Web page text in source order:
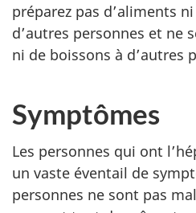
préparez pas d’aliments
d’autres personnes et ne
ni de boissons à d’autres
Symptômes
Les personnes qui ont
un vaste éventail de
personnes ne sont pas